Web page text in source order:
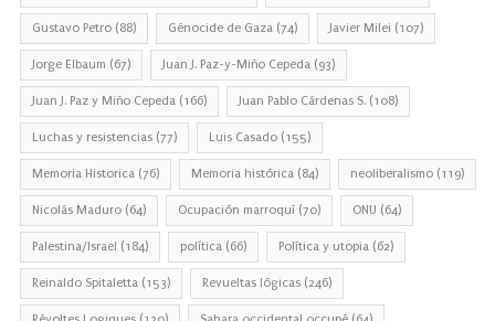
Gustavo Petro (88) Génocide de Gaza (74) Javier Milei (107)
Jorge Elbaum (67) Juan J. Paz-y-Miño Cepeda (93)
Juan J. Paz y Miño Cepeda (166) Juan Pablo Cárdenas S. (108)
Luchas y resistencias (77) Luis Casado (155)
Memoria Historica (76) Memoria histórica (84) neoliberalismo (119)
Nicolás Maduro (64) Ocupación marroquí (70) ONU (64)
Palestina/Israel (184) política (66) Política y utopia (62)
Reinaldo Spitaletta (153) Revueltas lógicas (246)